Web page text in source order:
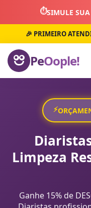
⏱️SIMULE
🎉 PRIMEIRO
PeOople!
⚡
Limpeza
Ganhe 15% de